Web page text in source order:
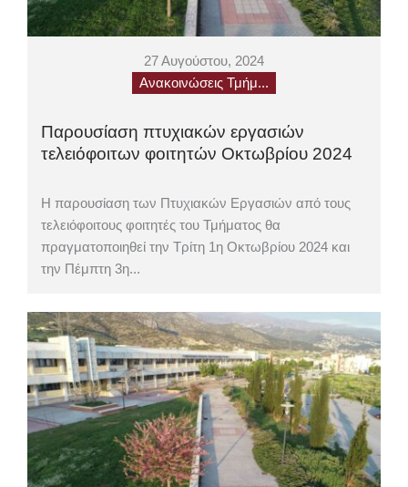
27 Αυγούστου, 2024
Ανακοινώσεις Τμήμ...
Παρουσίαση πτυχιακών εργασιών
τελειόφοιτων φοιτητών Οκτωβρίου 2024
Η παρουσίαση των Πτυχιακών Εργασιών από τους
τελειόφοιτους φοιτητές του Τμήματος θα
πραγματοποιηθεί την Τρίτη 1η Οκτωβρίου 2024 και
την Πέμπτη 3η...